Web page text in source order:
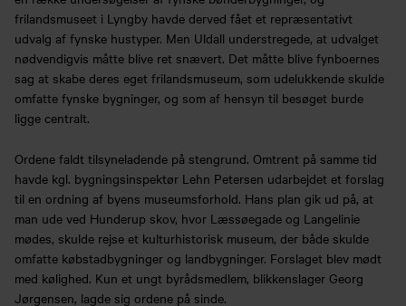
frilandsmuseet i Lyngby havde derved fået et repræsentativt
udvalg af fynske hustyper. Men Uldall understregede, at udvalget
nødvendigvis måtte blive ret snævert. Det måtte blive fynboernes
sag at skabe deres eget frilandsmuseum, som udelukkende skulde
omfatte fynske bygninger, og som af hensyn til besøget burde
ligge centralt.
Ordene faldt tilsyneladende på stengrund. Omtrent på samme tid
havde kgl. bygningsinspektør Lehn Petersen udarbejdet et forslag
til en ordning af byens museumsforhold. Hans plan gik ud på, at
man ude ved Hunderup skov, hvor Læssøegade og Langelinie
mødes, skulde rejse et kulturhistorisk museum, der både skulde
omfatte købstadbygninger og landbygninger. Forslaget blev mødt
med kølighed. Kun et ungt byrådsmedlem, blikkenslager Georg
Jørgensen, lagde sig ordene på sinde.